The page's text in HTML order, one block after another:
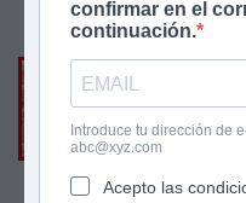
confirmar en el
continuación.
Introduce tu dirección de
abc@xyz.com
Acepto las